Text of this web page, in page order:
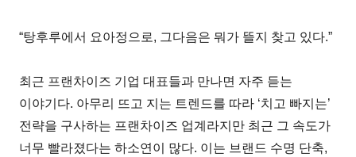
“탕후루에서 요아정으로, 그다음은 뭐가 뜰지 찾고 있다.”
최근 프랜차이즈 기업 대표들과 만나면 자주 듣는
이야기다. 아무리 뜨고 지는 트렌드를 따라 ‘치고 빠지는’
전략을 구사하는 프랜차이즈 업계라지만 최근 그 속도가
너무 빨라졌다는 하소연이 많다. 이는 브랜드 수명 단축,